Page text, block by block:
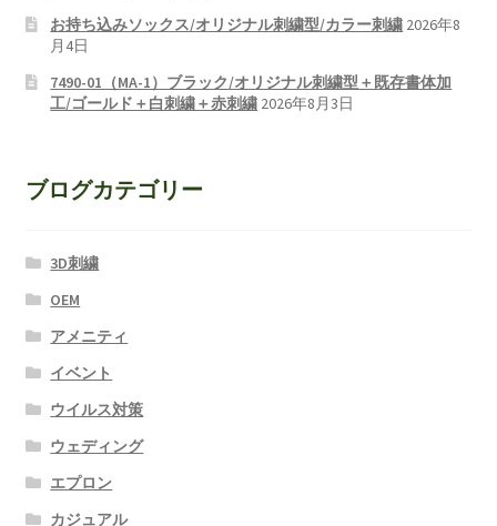
お持ち込みソックス/オリジナル刺繍型/カラー刺繍 2026年8
月4日
7490-01（MA-1）ブラック/オリジナル刺繍型＋既存書体加
工/ゴールド＋白刺繍＋赤刺繍 2026年8月3日
ブログカテゴリー
3D刺繍
OEM
アメニティ
イベント
ウイルス対策
ウェディング
エプロン
カジュアル